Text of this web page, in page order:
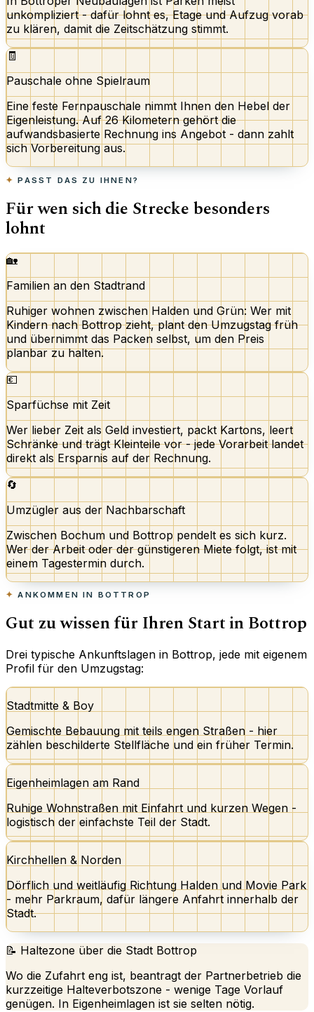
unkompliziert - dafür lohnt es, Etage und Aufzug vorab
zu klären, damit die Zeitschätzung stimmt.
🧾
Pauschale ohne Spielraum
Eine feste Fernpauschale nimmt Ihnen den Hebel der
Eigenleistung. Auf 26 Kilometern gehört die
aufwandsbasierte Rechnung ins Angebot - dann zahlt
sich Vorbereitung aus.
PASST DAS ZU IHNEN?
Für wen sich die Strecke besonders
lohnt
🏡
Familien an den Stadtrand
Ruhiger wohnen zwischen Halden und Grün: Wer mit
Kindern nach Bottrop zieht, plant den Umzugstag früh
und übernimmt das Packen selbst, um den Preis
planbar zu halten.
💶
Sparfüchse mit Zeit
Wer lieber Zeit als Geld investiert, packt Kartons, leert
Schränke und trägt Kleinteile vor - jede Vorarbeit landet
direkt als Ersparnis auf der Rechnung.
🔄
Umzügler aus der Nachbarschaft
Zwischen Bochum und Bottrop pendelt es sich kurz.
Wer der Arbeit oder der günstigeren Miete folgt, ist mit
einem Tagestermin durch.
ANKOMMEN IN BOTTROP
Gut zu wissen für Ihren Start in Bottrop
Drei typische Ankunftslagen in Bottrop, jede mit eigenem
Profil für den Umzugstag:
Stadtmitte & Boy
Gemischte Bebauung mit teils engen Straßen - hier
zählen beschilderte Stellfläche und ein früher Termin.
Eigenheimlagen am Rand
Ruhige Wohnstraßen mit Einfahrt und kurzen Wegen -
logistisch der einfachste Teil der Stadt.
Kirchhellen & Norden
Dörflich und weitläufig Richtung Halden und Movie Park
- mehr Parkraum, dafür längere Anfahrt innerhalb der
Stadt.
📝 Haltezone über die Stadt Bottrop
Wo die Zufahrt eng ist, beantragt der Partnerbetrieb die
kurzzeitige Halteverbotszone - wenige Tage Vorlauf
genügen. In Eigenheimlagen ist sie selten nötig.